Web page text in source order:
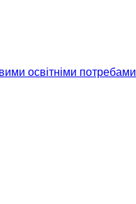
освітніми потребами